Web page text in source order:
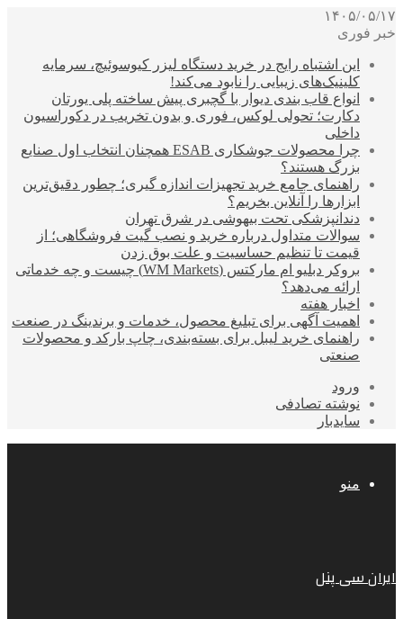
۱۴۰۵/۰۵/۱۷
خبر فوری
این اشتباه رایج در خرید دستگاه لیزر کیوسوئیچ، سرمایه
کلینیک‌های زیبایی را نابود می‌کند!
انواع قاب بندی دیوار با گچبری پیش ساخته پلی یورتان
دکارت؛ تحولی لوکس، فوری و بدون تخریب در دکوراسیون
داخلی
چرا محصولات جوشکاری ESAB همچنان انتخاب اول صنایع
بزرگ هستند؟
راهنمای جامع خرید تجهیزات اندازه گیری؛ چطور دقیق‌ترین
ابزارها را آنلاین بخریم؟
دندانپزشکی تحت بیهوشی در شرق تهران
سوالات متداول درباره خرید و نصب گیت فروشگاهی؛ از
قیمت تا تنظیم حساسیت و علت بوق زدن
بروکر دبلیو ام مارکتس (WM Markets) چیست و چه خدماتی
ارائه می‌دهد؟
اخبار هفته
اهمیت آگهی برای تبلیغ محصول، خدمات و برندینگ در صنعت
راهنمای خرید لیبل برای بسته‌بندی، چاپ بارکد و محصولات
صنعتی
ورود
نوشته تصادفی
سایدبار
منو
ایران سی پنل